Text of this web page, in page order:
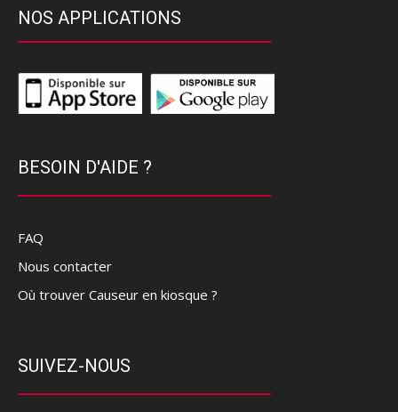
NOS APPLICATIONS
BESOIN D'AIDE ?
FAQ
Nous contacter
Où trouver Causeur en kiosque ?
SUIVEZ-NOUS